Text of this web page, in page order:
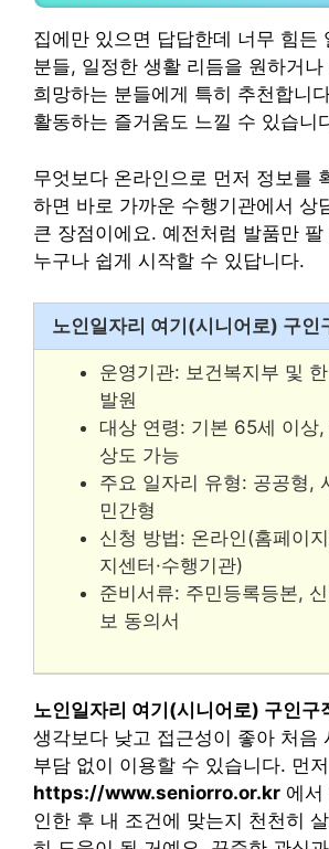
집에만 있으면 답답한데 너무 힘든
분들, 일정한 생활 리듬을 원하거
희망하는 분들에게 특히 추천합니
활동하는 즐거움도 느낄 수 있습니
무엇보다 온라인으로 먼저 정보를
하면 바로 가까운 수행기관에서 상
큰 장점이에요. 예전처럼 발품만 팔
누구나 쉽게 시작할 수 있답니다.
노인일자리 여기(시니어로) 구인
운영기관: 보건복지부 및
발원
대상 연령: 기본 65세 이상
상도 가능
주요 일자리 유형: 공공형,
민간형
신청 방법: 온라인(홈페이
지센터·수행기관)
준비서류: 주민등록등본,
보 동의서
노인일자리 여기(시니어로) 구인구
생각보다 낮고 접근성이 좋아 처음
부담 없이 이용할 수 있습니다. 먼저
https://www.seniorro.or.kr 에서
인한 후 내 조건에 맞는지 천천히